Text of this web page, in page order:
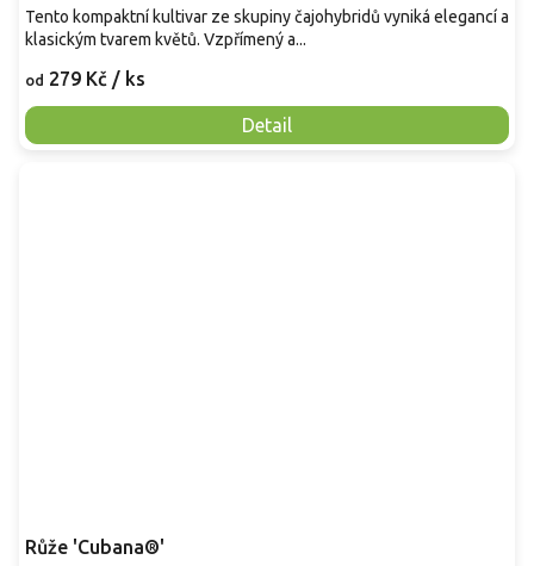
od 279 Kč / ks
Detail
Tento kompaktní kultivar ze skupiny čajohybridů vyniká elegancí a
klasickým tvarem květů. Vzpřímený a...
Růže 'Cubana®'